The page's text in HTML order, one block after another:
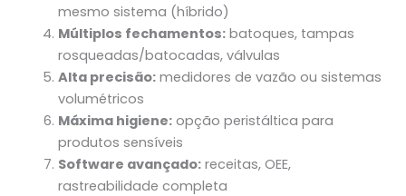
mesmo sistema (híbrido)
Múltiplos fechamentos:batoques, tampas
rosqueadas/batocadas, válvulas
Alta precisão:medidores de vazão ou sistemas
volumétricos
Máxima higiene:opção peristáltica para
produtos sensíveis
Software avançado:receitas, OEE,
rastreabilidade completa